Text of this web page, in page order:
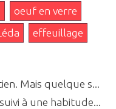
oeuf en verre
effeuillage
Mais quelque s...
à une habitude...